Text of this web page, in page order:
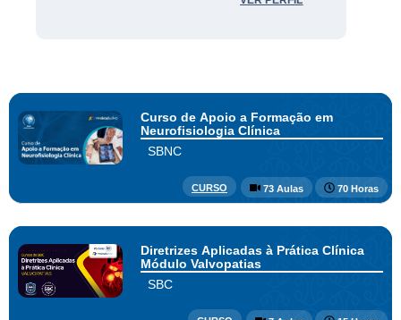
Curso de Apoio a Formação em
Neurofisiologia Clínica
SBNC
CURSO 73 Aulas 70 Horas
Diretrizes Aplicadas à Prática Clínica
Módulo Valvopatias
SBC